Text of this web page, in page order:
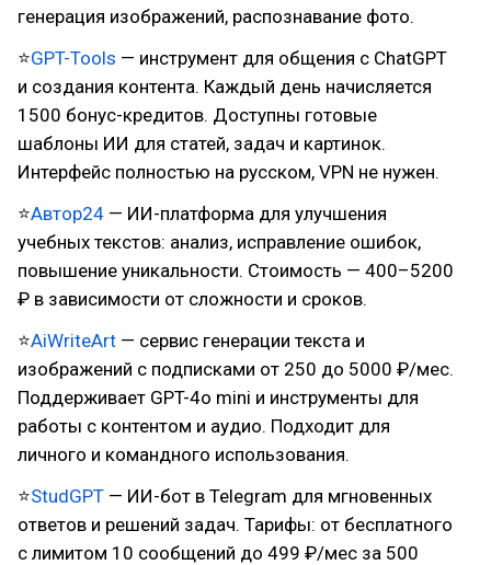
генерация изображений, распознавание фото.
⭐GPT-Tools — инструмент для общения с ChatGPT
и создания контента. Каждый день начисляется
1500 бонус-кредитов. Доступны готовые
шаблоны ИИ для статей, задач и картинок.
Интерфейс полностью на русском, VPN не нужен.
⭐Автор24 — ИИ-платформа для улучшения
учебных текстов: анализ, исправление ошибок,
повышение уникальности. Стоимость — 400–5200
₽ в зависимости от сложности и сроков.
⭐AiWriteArt — сервис генерации текста и
изображений с подписками от 250 до 5000 ₽/мес.
Поддерживает GPT-4o mini и инструменты для
работы с контентом и аудио. Подходит для
личного и командного использования.
⭐StudGPT — ИИ-бот в Telegram для мгновенных
ответов и решений задач. Тарифы: от бесплатного
с лимитом 10 сообщений до 499 ₽/мес за 500